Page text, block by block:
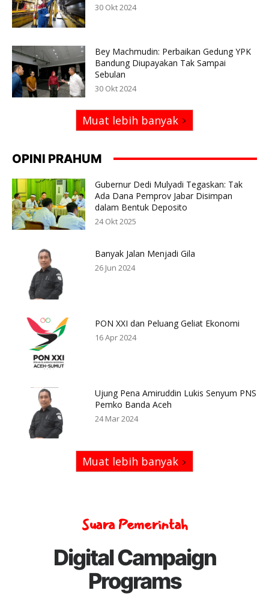
30 Okt 2024
Bey Machmudin: Perbaikan Gedung YPK
Bandung Diupayakan Tak Sampai
Sebulan
30 Okt 2024
Muat lebih banyak
OPINI PRAHUM
Gubernur Dedi Mulyadi Tegaskan: Tak
Ada Dana Pemprov Jabar Disimpan
dalam Bentuk Deposito
24 Okt 2025
Banyak Jalan Menjadi Gila
26 Jun 2024
PON XXI dan Peluang Geliat Ekonomi
16 Apr 2024
Ujung Pena Amiruddin Lukis Senyum PNS
Pemko Banda Aceh
24 Mar 2024
Muat lebih banyak
Suara Pemerintah
Digital Campaign
Programs